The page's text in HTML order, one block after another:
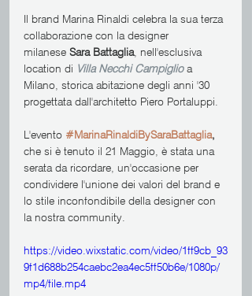
Il brand Marina Rinaldi celebra la sua terza
collaborazione con la designer
milanese Sara Battaglia, nell'esclusiva
location di Villa Necchi Campiglio a
Milano, storica abitazione degli anni '30
progettata dall'architetto Piero Portaluppi.
L'evento #MarinaRinaldiBySaraBattaglia,
che si è tenuto il 21 Maggio, è stata una
serata da ricordare, un'occasione per
condividere l'unione dei valori del brand e
lo stile inconfondibile della designer con
la nostra community.
https://video.wixstatic.com/video/1ff9cb_93
9f1d688b254caebc2ea4ec5ff50b6e/1080p/
mp4/file.mp4